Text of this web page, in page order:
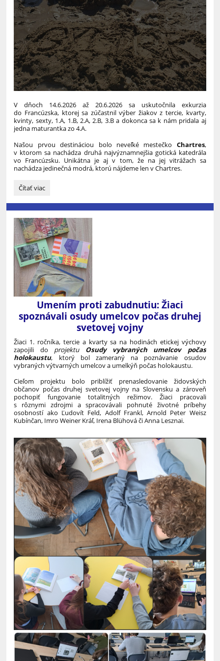
V dňoch 14.6.2026 až 20.6.2026 sa uskutočnila exkurzia
do Francúzska, ktorej sa zúčastnil výber žiakov z tercie, kvarty,
kvinty, sexty, 1.A, 1.B, 2.A, 2.B, 3.B a dokonca sa k nám pridala aj
jedna maturantka zo 4.A.
Našou prvou destináciou bolo neveľké mestečko Chartres,
v ktorom sa nachádza druhá najvýznamnejšia gotická katedrála
vo Francúzsku. Unikátna je aj v tom, že na jej vitrážach sa
nachádza jedinečná modrá, ktorú nájdeme len v Chartres.
BRETÓNSKA
A
Čítať viac
Umením proti zabudnutiu: Žiaci
spoznávali osudy umelcov počas druhej
svetovej vojny
Žiaci 1. ročníka, tercie a kvarty sa na hodinách etickej výchovy
zapojili do projektu
Osudy vybraných umelcov počas
holokaustu, ktorý bol zameraný na poznávanie osudov
vybraných výtvarných umelcov a umelkýň počas holokaustu.
Cieľom projektu bolo priblížiť prenasledovanie židovských
občanov počas druhej svetovej vojny na Slovensku a zároveň
pochopiť fungovanie totalitných režimov. Žiaci pracovali
s rôznymi zdrojmi a spracovávali pohnuté životné príbehy
osobností ako Ľudovít Feld, Adolf Frankl, Arnold Peter Weisz
Kubínčan, Imro Weiner Kráľ, Irena Blühová či Anna Lesznai.